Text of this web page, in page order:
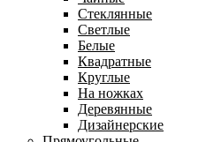
Стеклянные
Светлые
Белые
Квадратные
Круглые
На ножках
Деревянные
Дизайнерские